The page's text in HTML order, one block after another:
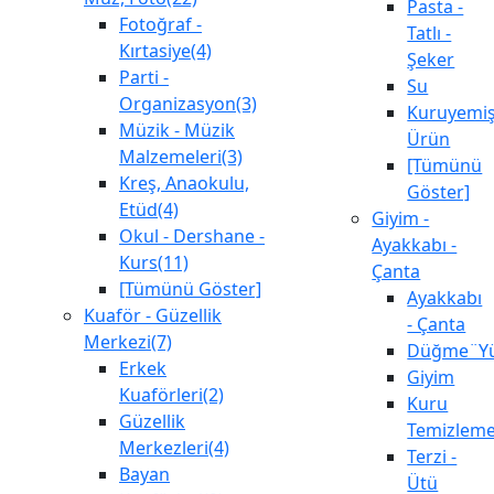
Fotoğraf -
Kırtasiye(4)
Parti -
Organizasyon(3)
Müzik - Müzik
Malzemeleri(3)
Kreş, Anaokulu,
Etüd(4)
Okul - Dershane -
Kurs(11)
[Tümünü Göster]
Kuaför - Güzellik
Merkezi(7)
Erkek
Kuaförleri(2)
Güzellik
Merkezleri(4)
Bayan
Pasta -
Tatlı -
Şeker
Su
Ürün
[Tümünü
Göster]
Giyim -
Ayakkabı -
Çanta
Ayakkabı
- Çanta
Giyim
Kuru
Terzi -
Ütü